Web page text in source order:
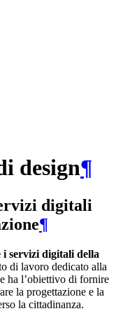
design¶
digitali
¶
servizi digitali della
di lavoro dedicato alla
ha l’obiettivo di fornire
la progettazione e la
la cittadinanza.